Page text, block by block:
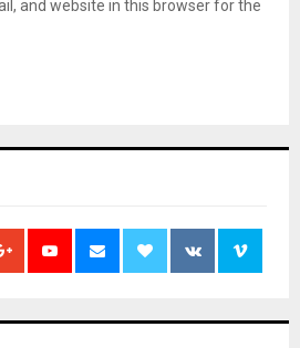
and website in this browser for the